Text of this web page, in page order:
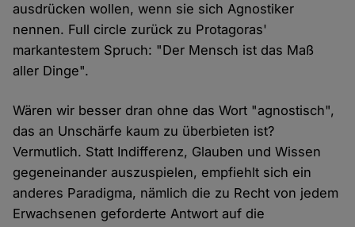
ausdrücken wollen, wenn sie sich Agnostiker
nennen. Full circle zurück zu Protagoras'
markantestem Spruch: "Der Mensch ist das Maß
aller Dinge".
Wären wir besser dran ohne das Wort "agnostisch",
das an Unschärfe kaum zu überbieten ist?
Vermutlich. Statt Indifferenz, Glauben und Wissen
gegeneinander auszuspielen, empfiehlt sich ein
anderes Paradigma, nämlich die zu Recht von jedem
Erwachsenen geforderte Antwort auf die